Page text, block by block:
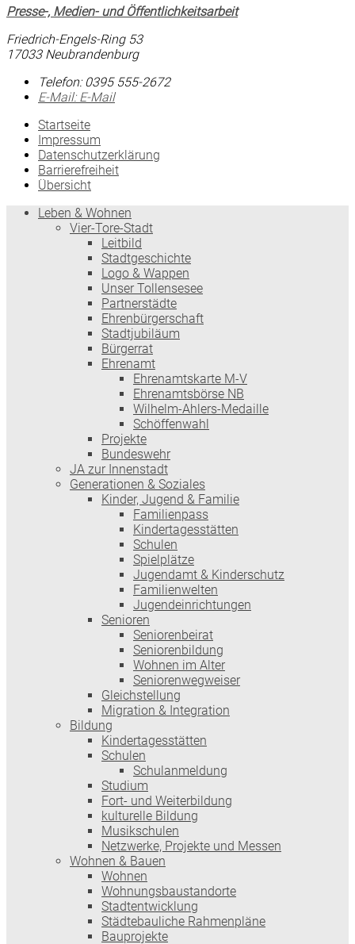
Presse-, Medien- und Öffentlichkeitsarbeit
Friedrich-Engels-Ring 53
17033 Neubrandenburg
Telefon:0395 555-2672
E-Mail: E-Mail
Startseite
Impressum
Datenschutzerklärung
Barrierefreiheit
Übersicht
Leben & Wohnen
Vier-Tore-Stadt
Leitbild
Stadtgeschichte
Logo & Wappen
Unser Tollensesee
Partnerstädte
Ehrenbürgerschaft
Stadtjubiläum
Bürgerrat
Ehrenamt
Ehrenamtskarte M-V
Ehrenamtsbörse NB
Wilhelm-Ahlers-Medaille
Schöffenwahl
Projekte
Bundeswehr
JA zur Innenstadt
Generationen & Soziales
Kinder, Jugend & Familie
Familienpass
Kindertages­stätten
Schulen
Spielplätze
Jugendamt & Kinderschutz
Familienwelten
Jugendeinrichtungen
Senioren
Seniorenbeirat
Seniorenbildung
Wohnen im Alter
Seniorenwegweiser
Gleichstellung
Migration & Integration
Bildung
Kindertagesstätten
Schulen
Schulanmeldung
Studium
Fort- und Weiterbildung
kulturelle Bildung
Musikschulen
Netzwerke, Projekte und Messen
Wohnen & Bauen
Wohnen
Wohnungsbaustandorte
Stadtentwicklung
Städtebauliche Rahmenpläne
Bauprojekte